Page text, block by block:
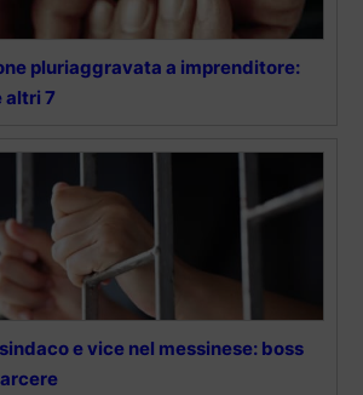
pluriaggravata a imprenditore:
altri 7
e vice nel messinese: boss